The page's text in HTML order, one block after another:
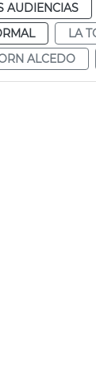
AUDIENCIAS
LA
ALCEDO